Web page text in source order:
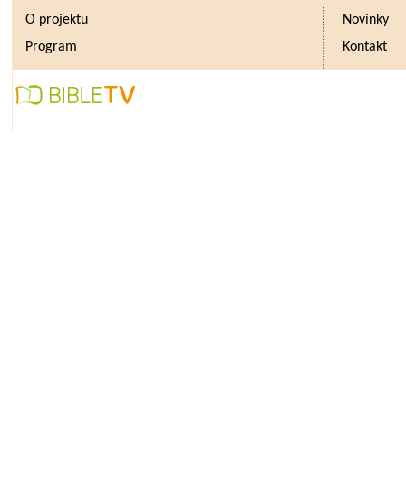
O projektu
Novinky
Program
Kontakt